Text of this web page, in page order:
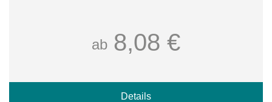
ab 8,08 €
Details